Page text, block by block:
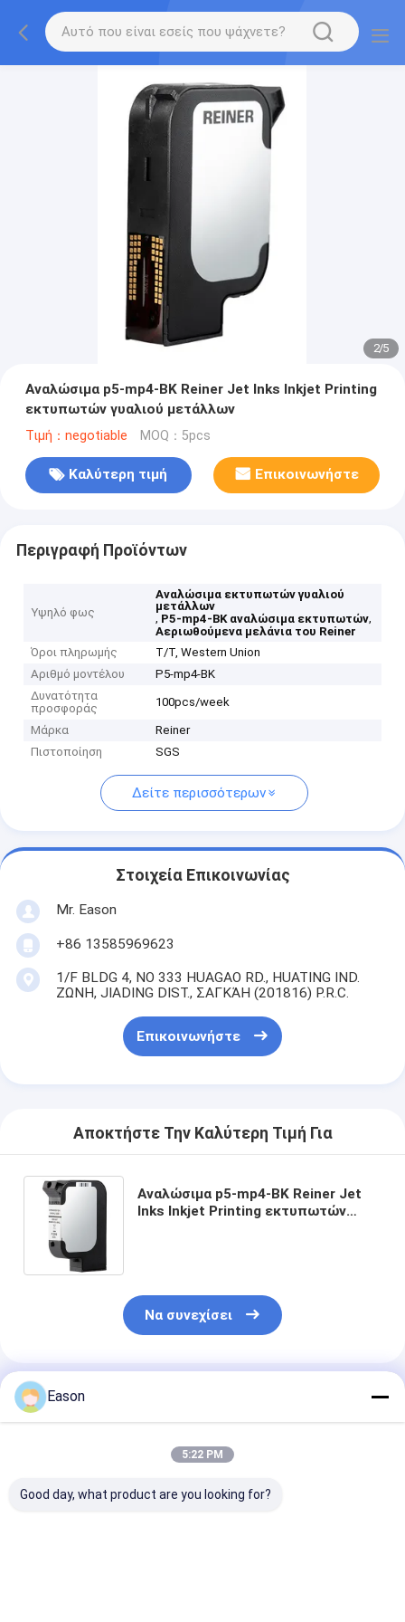
2/5
Αναλώσιμα p5-mp4-BK Reiner Jet Inks Inkjet Printing
εκτυπωτών γυαλιού μετάλλων
Τιμή：negotiable MOQ：5pcs
Καλύτερη τιμή Επικοινωνήστε
Περιγραφή Προϊόντων
Υψηλό φως
Αναλώσιμα εκτυπωτών γυαλιού
μετάλλων
, P5-mp4-BK αναλώσιμα εκτυπωτών,
Αεριωθούμενα μελάνια του Reiner
Όροι πληρωμής
T/T, Western Union
Αριθμό μοντέλου
P5-mp4-BK
Δυνατότητα
προσφοράς
100pcs/week
Μάρκα
Reiner
Πιστοποίηση
SGS
Δείτε περισσότερων
Στοιχεία Επικοινωνίας
Mr. Eason
+86 13585969623
1/F BLDG 4, ΝΟ 333 HUAGAO RD., HUATING IND.
ΖΩΝΗ, JIADING DIST., ΣΑΓΚΆΗ (201816) P.R.C.
Επικοινωνήστε
Αποκτήστε Την Καλύτερη Τιμή Για
Αναλώσιμα p5-mp4-BK Reiner Jet
Inks Inkjet Printing εκτυπωτών
Να συνεχίσει
Συνιστώμενα Προϊόντα
Eason
5:22 PM
Good day, what product are you looking for?